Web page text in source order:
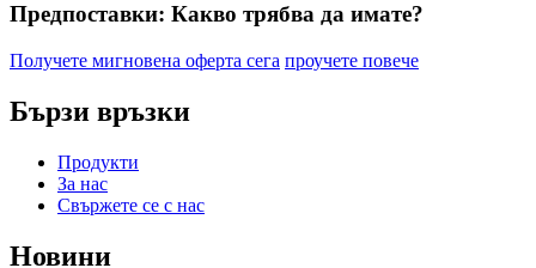
Предпоставки: Какво трябва да имате?
Получете мигновена оферта сега проучете повече
Бързи връзки
Продукти
За нас
Свържете се с нас
Новини